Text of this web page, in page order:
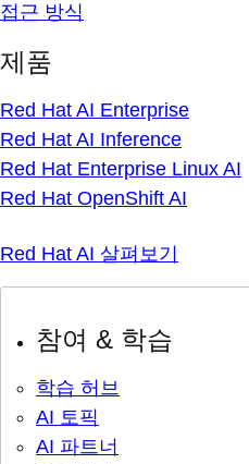
접근 방식
제품
Red Hat AI Enterprise
Red Hat AI Inference
Red Hat Enterprise Linux AI
Red Hat OpenShift AI
Red Hat AI 살펴보기
참여 & 학습
학습 허브
AI 토픽
AI 파트너